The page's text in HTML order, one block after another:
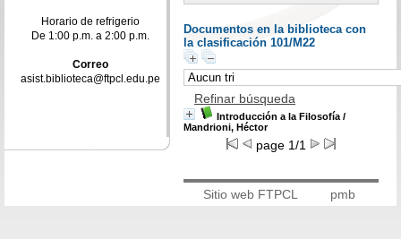
Documentos en la biblioteca con
la clasificación 101/M22
Refinar búsqueda
Introducción a la Filosofía /
Mandrioni, Héctor
page 1/1
Sitio web FTPCL pmb
Horario de refrigerio
De 1:00 p.m. a 2:00 p.m.
Correo
asist.biblioteca@ftpcl.edu.pe